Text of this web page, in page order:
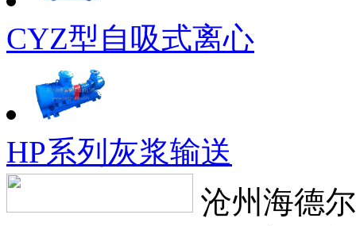
CYZ型自吸式离心
HP系列灰浆输送
沧州海德